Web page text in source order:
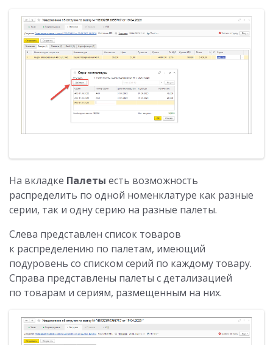
На вкладке Палеты есть возможность
распределить по одной номенклатуре как разные
серии, так и одну серию на разные палеты.
Слева представлен список товаров
к распределению по палетам, имеющий
подуровень со списком серий по каждому товару.
Справа представлены палеты с детализацией
по товарам и сериям, размещенным на них.